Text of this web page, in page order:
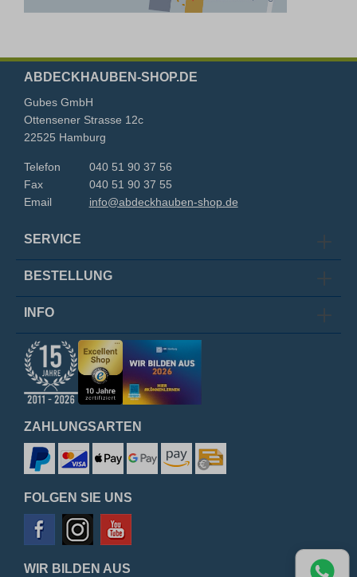
ABDECKHAUBEN-SHOP.DE
Gubes GmbH
Ottensener Strasse 12c
22525 Hamburg
Telefon
040 51 90 37 56
Fax
040 51 90 37 55
Email
info@abdeckhauben-shop.de
SERVICE
BESTELLUNG
INFO
ZAHLUNGSARTEN
FOLGEN SIE UNS
WIR BILDEN AUS